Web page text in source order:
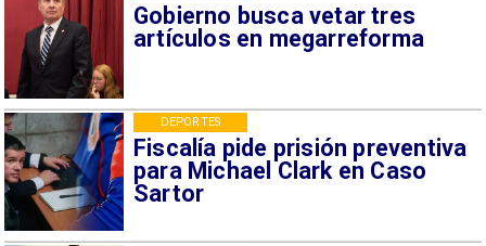
Gobierno busca vetar tres
artículos en megarreforma
Fiscalía pide prisión preventiva
para Michael Clark en Caso
Sartor
DEPORTES